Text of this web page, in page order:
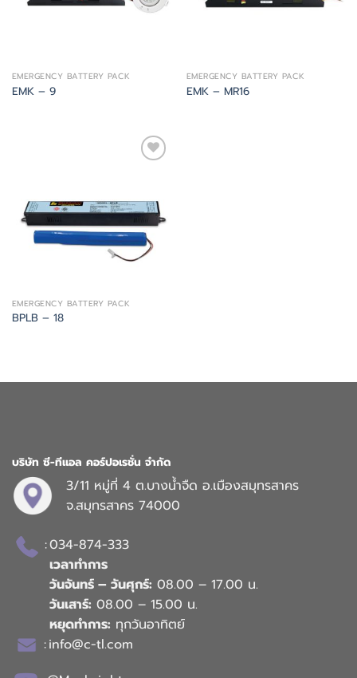
EMERGENCY BATTERY PACK
EMK – 9
EMERGENCY BATTERY PACK
EMK – MR16
EMERGENCY BATTERY PACK
BPLB – 18
บริษัท ซี-ทีแอล คอร์ปอเรชั่น จำกัด
3/11 หมู่ที่ 4 ต.บางน้ำจืด อ.เมืองสมุทรสาคร
จ.สมุทรสาคร 74000
:034-874-333
เวลาทำการ
วันจันทร์ – วันศุกร์: 08.00 – 17.00 น.
วันเสาร์: 08.00 – 15.00 น.
หยุดทำการ: ทุกวันอาทิตย์
:info@c-tl.com